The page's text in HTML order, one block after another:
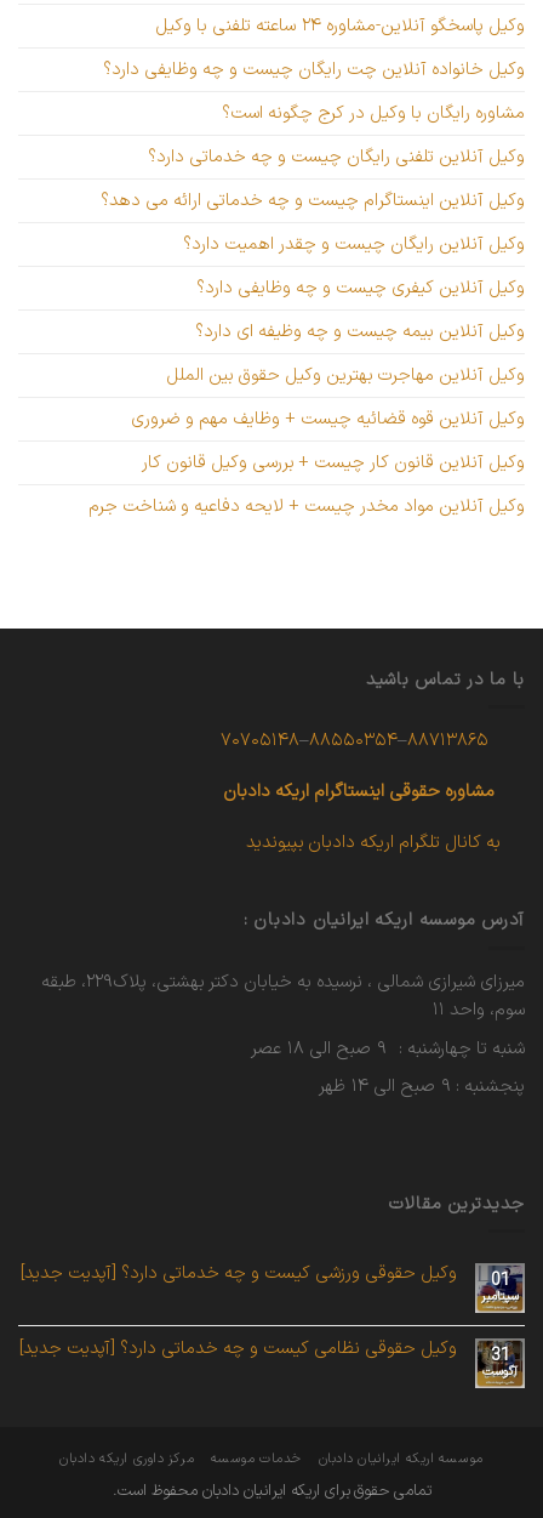
وکیل پاسخگو آنلاین-مشاوره ۲۴ ساعته تلفنی با وکیل
وکیل خانواده آنلاین چت رایگان چیست و چه وظایفی دارد؟
مشاوره رایگان با وکیل در کرج چگونه است؟
وکیل آنلاین تلفنی رایگان چیست و چه خدماتی دارد؟
وکیل آنلاین اینستاگرام چیست و چه خدماتی ارائه می دهد؟
وکیل آنلاین رایگان چیست و چقدر اهمیت دارد؟
وکیل آنلاین کیفری چیست و چه وظایفی دارد؟
وکیل آنلاین بیمه چیست و چه وظیفه ای دارد؟
وکیل آنلاین مهاجرت بهترین وکیل حقوق بین الملل
وکیل آنلاین قوه قضائیه چیست + وظایف مهم و ضروری
وکیل آنلاین قانون کار چیست + بررسی وکیل قانون کار
وکیل آنلاین مواد مخدر چیست + لایحه دفاعیه و شناخت جرم
با ما در تماس باشید
۸۸۷۱۳۸۶۵–۸۸۵۵۰۳۵۴–۷۰۷۰۵۱۴۸
مشاوره حقوقی اینستاگرام اریکه دادبان
به کانال تلگرام اریکه دادبان بپیوندید
آدرس موسسه اریکه ایرانیان دادبان :
میرزای شیرازی شمالی ، نرسیده به خیابان دکتر بهشتی، پلاک۲۲۹، طبقه
سوم، واحد ۱۱
شنبه تا چهارشنبه : ۹ صبح الی ۱۸ عصر
پنجشنبه : ۹ صبح الی ۱۴ ظهر
جدیدترین مقالات
01
سپتامبر
وکیل حقوقی ورزشی کیست و چه خدماتی دارد؟ [آپدیت جدید]
31
آگوست
وکیل حقوقی نظامی کیست و چه خدماتی دارد؟ [آپدیت جدید]
موسسه اریکه ایرانیان دادبان خدمات موسسه مرکز داوری اریکه دادبان
تمامی حقوق برای اریکه ایرانیان دادبان محفوظ است.